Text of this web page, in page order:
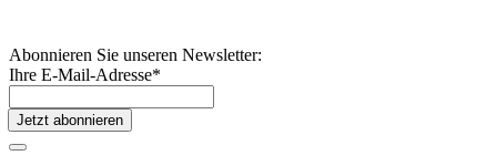
Abonnieren Sie unseren Newsletter:
Ihre E-Mail-Adresse*
Jetzt abonnieren